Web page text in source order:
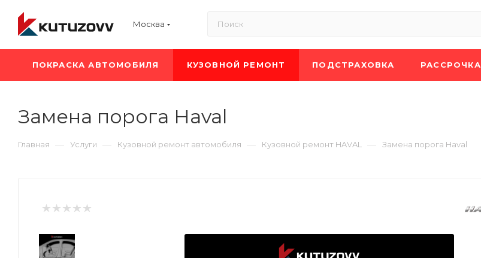
Москва
ПОКРАСКА АВТОМОБИЛЯ КУЗОВНОЙ РЕМОНТ ПОДСТРАХОВКА РАССРОЧКА
Замена порога Haval
Главная — Услуги — Кузовной ремонт автомобиля — Кузовной ремонт HAVAL — Замена порога Haval